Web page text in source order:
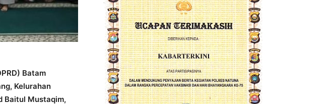
Batam
Kelurahan
Baitul Mustaqim,